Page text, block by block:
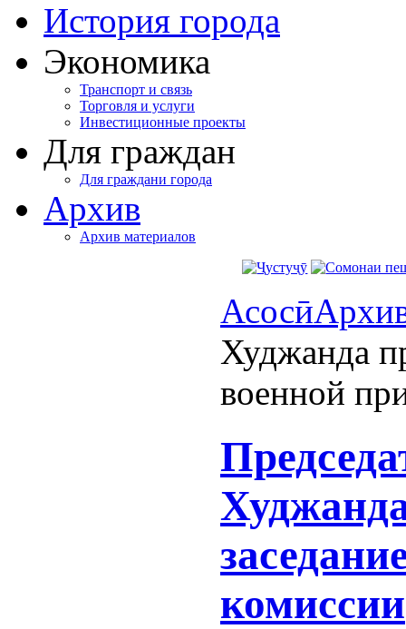
История города
Экономика
Транспорт и связь
Торговля и услуги
Инвестиционные проекты
Для граждан
Для граждани города
Архив
Архив материалов
Асосӣ
Худжанда
военной
комиссии